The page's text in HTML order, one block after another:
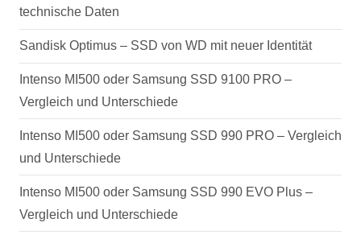
technische Daten
Sandisk Optimus – SSD von WD mit neuer Identität
Intenso MI500 oder Samsung SSD 9100 PRO –
Vergleich und Unterschiede
Intenso MI500 oder Samsung SSD 990 PRO – Vergleich
und Unterschiede
Intenso MI500 oder Samsung SSD 990 EVO Plus –
Vergleich und Unterschiede